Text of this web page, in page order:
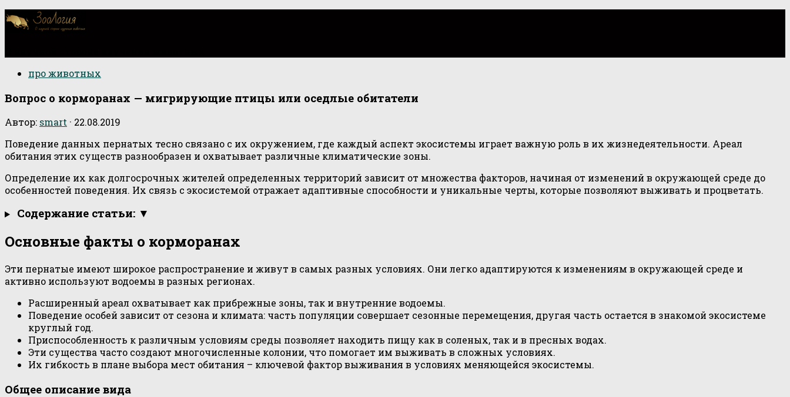
про животных
Вопрос о корморанах — мигрирующие птицы или оседлые обитатели
Автор: smart · 22.08.2019
Поведение данных пернатых тесно связано с их окружением, где каждый аспект экосистемы играет важную роль в их жизнедеятельности. Ареал
обитания этих существ разнообразен и охватывает различные климатические зоны.
Определение их как долгосрочных жителей определенных территорий зависит от множества факторов, начиная от изменений в окружающей среде до
особенностей поведения. Их связь с экосистемой отражает адаптивные способности и уникальные черты, которые позволяют выживать и процветать.
Содержание статьи: ▼
Основные факты о корморанах
Эти пернатые имеют широкое распространение и живут в самых разных условиях. Они легко адаптируются к изменениям в окружающей среде и
активно используют водоемы в разных регионах.
Расширенный ареал охватывает как прибрежные зоны, так и внутренние водоемы.
Поведение особей зависит от сезона и климата: часть популяции совершает сезонные перемещения, другая часть остается в знакомой экосистеме
круглый год.
Приспособленность к различным условиям среды позволяет находить пищу как в соленых, так и в пресных водах.
Эти существа часто создают многочисленные колонии, что помогает им выживать в сложных условиях.
Их гибкость в плане выбора мест обитания – ключевой фактор выживания в условиях меняющейся экосистемы.
Общее описание вида